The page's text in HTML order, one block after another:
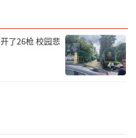
了26枪 校园悲